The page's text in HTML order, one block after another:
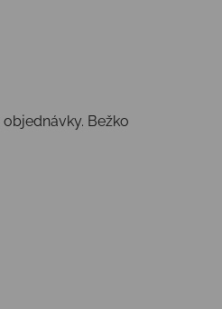
objednávky. Bežko